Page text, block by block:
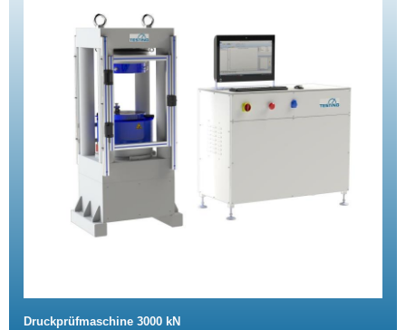
Druckprüfmaschine 3000 kN